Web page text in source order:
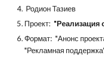
Родион Тазиев
Проект: "Реализация
Формат:  "Анонс
"Рекламная